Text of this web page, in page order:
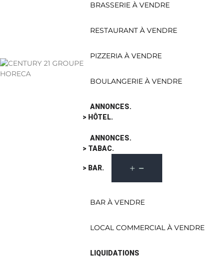
BRASSERIE À VENDRE
RESTAURANT À VENDRE
PIZZERIA À VENDRE
BOULANGERIE À VENDRE
ANNONCES.
> HÔTEL.
ANNONCES.
> TABAC.
> BAR.
BAR À VENDRE
LOCAL COMMERCIAL À VENDRE
LIQUIDATIONS